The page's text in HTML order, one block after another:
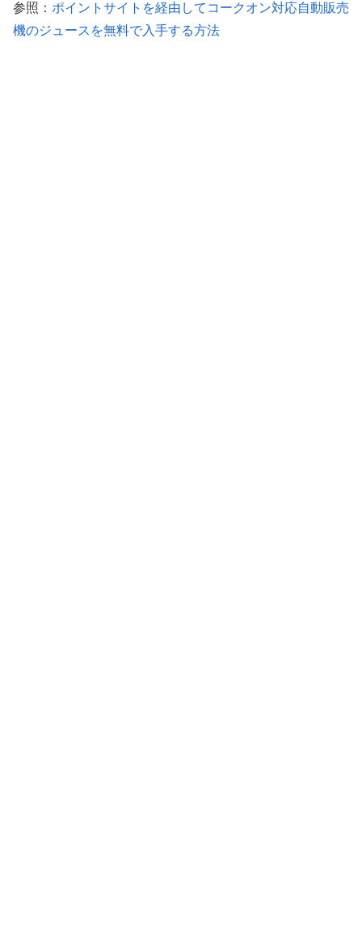
参照： ポイントサイトを経由してコークオン対応自動販売
機のジュースを無料で入手する方法